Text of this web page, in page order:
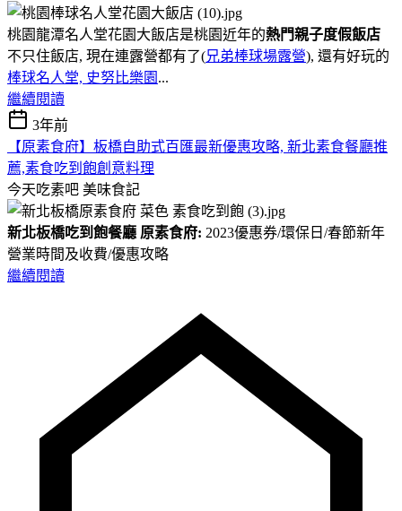
桃園龍潭名人堂花園大飯店是桃園近年的熱門親子度假飯店
不只住飯店, 現在連露營都有了(兄弟棒球場露營), 還有好玩的
棒球名人堂, 史努比樂園 ...
繼續閱讀
3年前
【原素食府】板橋自助式百匯最新優惠攻略, 新北素食餐廳推
薦,素食吃到飽創意料理
今天吃素吧 美味食記
新北板橋吃到飽餐廳 原素食府: 2023優惠券/環保日/春節新年
營業時間及收費/優惠攻略
繼續閱讀